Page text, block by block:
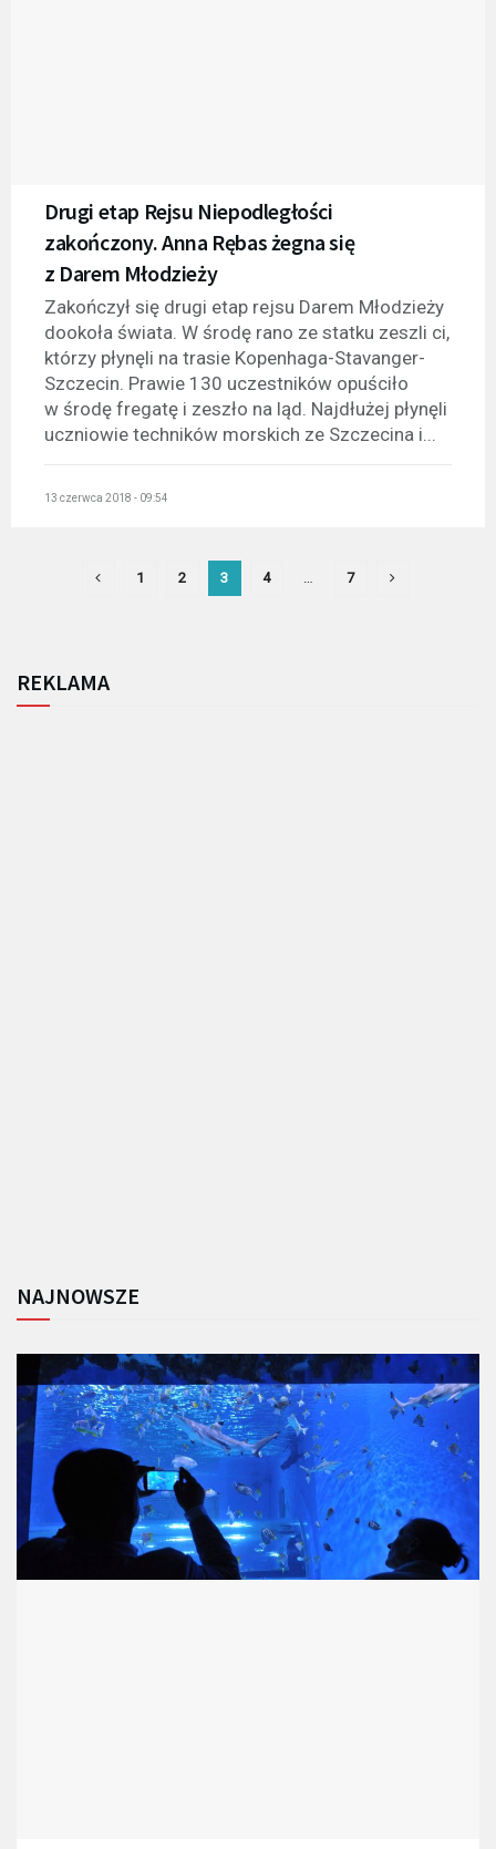
Drugi etap Rejsu Niepodległości
zakończony. Anna Rębas żegna się
z Darem Młodzieży
Zakończył się drugi etap rejsu Darem Młodzieży
dookoła świata. W środę rano ze statku zeszli ci,
którzy płynęli na trasie Kopenhaga-Stavanger-
Szczecin. Prawie 130 uczestników opuściło
w środę fregatę i zeszło na ląd. Najdłużej płynęli
uczniowie techników morskich ze Szczecina i...
13 czerwca 2018 - 09:54
1 2 3 4 7
REKLAMA
NAJNOWSZE